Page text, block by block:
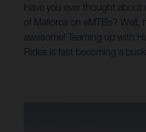
Have you ever thought about
of Mallorca on eMTBs? Well,
awesome! Teaming up with
Rides is fast becoming a